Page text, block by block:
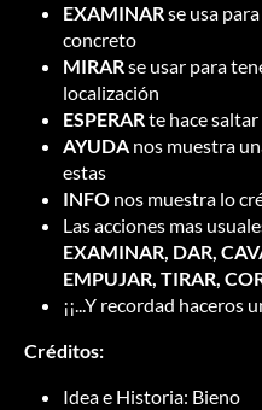
EXAMINARse usa
concreto
MIRARse usar para
localización
ESPERARte hace
AYUDA nos muestra
estas
INFO nos muestra lo
Las acciones mas
EXAMINAR, DAR,
EMPUJAR, TIRAR,
¡¡...Y recordad haceros
Créditos:
Idea e Historia: Bieno